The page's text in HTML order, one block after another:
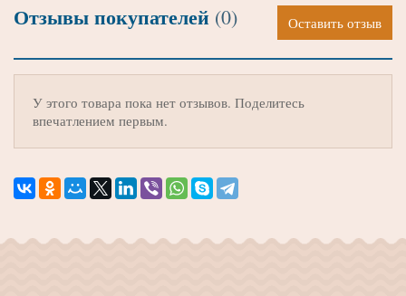
Отзывы покупателей (0) Оставить отзыв
У этого товара пока нет отзывов. Поделитесь
впечатлением первым.